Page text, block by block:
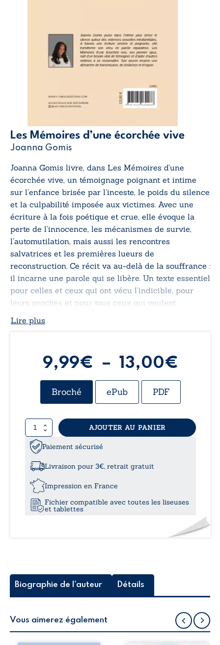
Les Mémoires d’une écorchée vive
Joanna Gomis
Joanna Gomis livre, dans Les Mémoires d’une
écorchée vive, un témoignage poignant et intime
sur l’enfance brisée par l’inceste, le poids du silence
et la culpabilité imposée aux victimes. Avec une
écriture à la fois poétique et crue, elle évoque la
perte de l’innocence, les mécanismes de survie,
l’automutilation, mais aussi les rencontres
salvatrices et les premières lueurs de
reconstruction. Ce récit va au-delà de la souffrance :
il incarne une parole qui se libère. Un texte essentiel
pour celles et ceux qui ont vécu l’indicible, pour
leurs proches et pour tous ceux qui veulent
Lire plus
9,99€ – 13,00€
de
Broché ePub PDF
quantité
de
Les
Mémoires
d’une
vive
AJOUTER AU PANIER
Paiement sécurisé
Livraison pour 3€, retrait gratuit
Impression en France
Fichier compatible avec toutes les liseuses
et tablettes
Biographie de l'auteur Détails
Vous aimerez également